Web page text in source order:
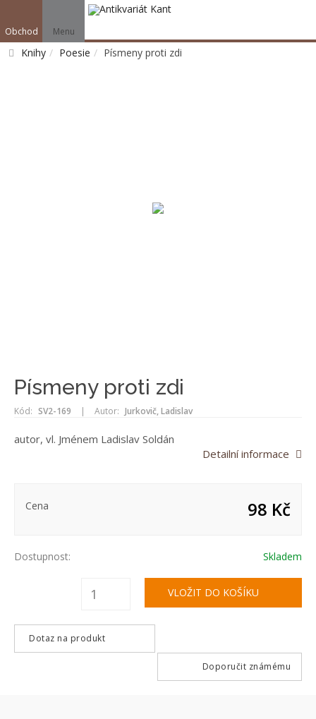
Obchod Menu
Knihy Poesie Písmeny proti zdi
Písmeny proti zdi
Kód: SV2-169 | Autor: Jurkovič, Ladislav
autor, vl. Jménem Ladislav Soldán
Detailní informace
Cena 98 Kč
Dostupnost: Skladem
Dotaz na produkt
Doporučit známému